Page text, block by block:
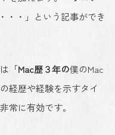
・・」という記事ができ
「Mac歴３年の僕のMac
経歴や経験を示すタイ
常に有効です。